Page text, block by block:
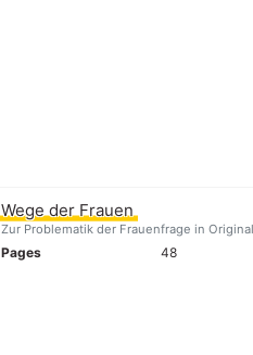
Wege der Frauen
Zur Problematik der Frauenfrage in
Pages 48